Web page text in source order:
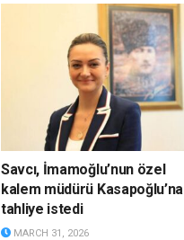
Savcı, İmamoğlu’nun özel
kalem müdürü Kasapoğlu’na
tahliye istedi
MARCH 31, 2026